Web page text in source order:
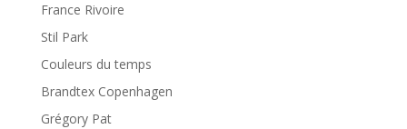
France Rivoire
Stil Park
Couleurs du temps
Brandtex Copenhagen
Grégory Pat